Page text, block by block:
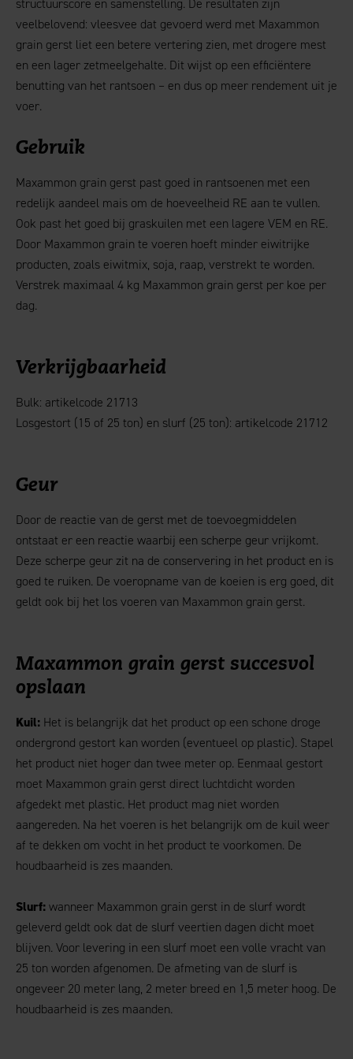
structuurscore en samenstelling. De resultaten zijn
veelbelovend: vleesvee dat gevoerd werd met Maxammon
grain gerst liet een betere vertering zien, met drogere mest
en een lager zetmeelgehalte. Dit wijst op een efficiëntere
benutting van het rantsoen – en dus op meer rendement uit je
voer.
Gebruik
Maxammon grain gerst past goed in rantsoenen met een
redelijk aandeel mais om de hoeveelheid RE aan te vullen.
Ook past het goed bij graskuilen met een lagere VEM en RE.
Door Maxammon grain te voeren hoeft minder eiwitrijke
producten, zoals eiwitmix, soja, raap, verstrekt te worden.
Verstrek maximaal 4 kg Maxammon grain gerst per koe per
dag.
Verkrijgbaarheid
Bulk: artikelcode 21713
Losgestort (15 of 25 ton) en slurf (25 ton): artikelcode 21712
Geur
Door de reactie van de gerst met de toevoegmiddelen
ontstaat er een reactie waarbij een scherpe geur vrijkomt.
Deze scherpe geur zit na de conservering in het product en is
goed te ruiken. De voeropname van de koeien is erg goed, dit
geldt ook bij het los voeren van Maxammon grain gerst.
Maxammon grain gerst succesvol
opslaan
Kuil: Het is belangrijk dat het product op een schone droge
ondergrond gestort kan worden (eventueel op plastic). Stapel
het product niet hoger dan twee meter op. Eenmaal gestort
moet Maxammon grain gerst direct luchtdicht worden
afgedekt met plastic. Het product mag niet worden
aangereden. Na het voeren is het belangrijk om de kuil weer
af te dekken om vocht in het product te voorkomen. De
houdbaarheid is zes maanden.
Slurf:wanneer Maxammon grain gerst in de slurf wordt
geleverd geldt ook dat de slurf veertien dagen dicht moet
blijven. Voor levering in een slurf moet een volle vracht van
25 ton worden afgenomen. De afmeting van de slurf is
ongeveer 20 meter lang, 2 meter breed en 1,5 meter hoog. De
houdbaarheid is zes maanden.